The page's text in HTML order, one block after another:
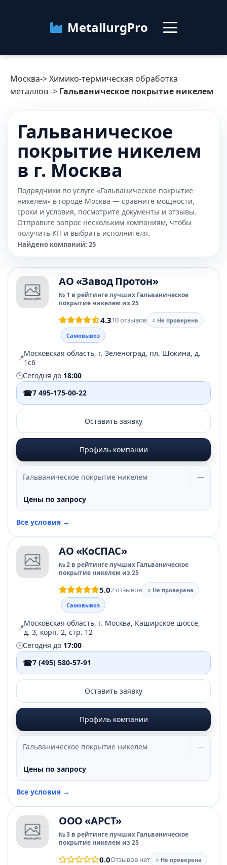
MetallurgPro
Москва
Категории
О сервисе Контакты
Москва->Химико-термическая обработка
металлов-> Гальваническое покрытие никелем
Гальваническое
покрытие никелем
в г. Москва
Подрядчики по услуге «Гальваническое покрытие
никелем» в городе Москва — сравните мощности,
сроки и условия, посмотрите документы и отзывы.
Отправьте запрос нескольким компаниям, чтобы
получить КП и выбрать исполнителя.
Найдено компаний: 25
АО «Завод Протон»
№ 1 в рейтинге лучших Гальваническое
покрытие никелем из 25
4.310 отзывов
○ Не проверена
Самовывоз
📍Московская область, г. Зеленоград, пл. Шокина, д.
1с6
🕒Сегодня до 18:00
☎7 495-175-00-22
Оставить заявку
Профиль компании
Гальваническое покрытие никелем —
Цены по запросу
Все условия →
АО «КоСПАС»
№ 2 в рейтинге лучших Гальваническое
покрытие никелем из 25
5.02 отзывов
○ Не проверена
Самовывоз
📍Московская область, г. Москва, Каширское шоссе,
д. 3, корп. 2, стр. 12
🕒Сегодня до 17:00
☎7 (495) 580-57-91
Оставить заявку
Профиль компании
Гальваническое покрытие никелем —
Цены по запросу
Все условия →
ООО «АРСТ»
№ 3 в рейтинге лучших Гальваническое
покрытие никелем из 25
0.0Отзывов нет
○ Не проверена